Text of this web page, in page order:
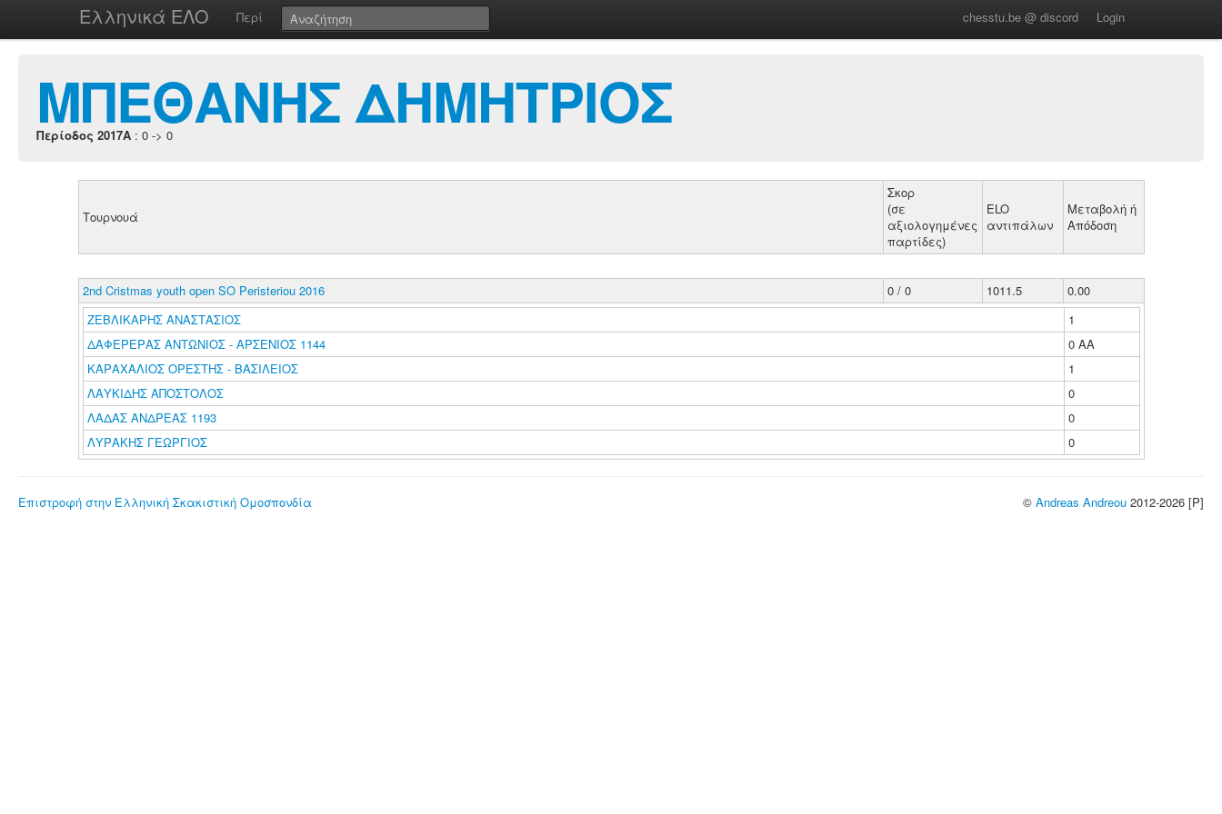
Ελληνικά ΕΛΟ Περί chesstu.be @ discord Login
ΜΠΕΘΑΝΗΣ ΔΗΜΗΤΡΙΟΣ
Περίοδος 2017A : 0 -> 0
Τουρνουά
Σκορ
(σε
αξιολογημένες
παρτίδες)
ELO
αντιπάλων
Μεταβολή ή
Απόδοση
2nd Cristmas youth open SO Peristeriou 2016 0 / 0 1011.5
0.00
ΖΕΒΛΙΚΑΡΗΣ ΑΝΑΣΤΑΣΙΟΣ
1
ΔΑΦΕΡΕΡΑΣ ΑΝΤΩΝΙΟΣ - ΑΡΣΕΝΙΟΣ 1144
0 ΑΑ
ΚΑΡΑΧΑΛΙΟΣ ΟΡΕΣΤΗΣ - ΒΑΣΙΛΕΙΟΣ
1
ΛΑΥΚΙΔΗΣ ΑΠΟΣΤΟΛΟΣ
0
ΛΑΔΑΣ ΑΝΔΡΕΑΣ 1193
0
ΛΥΡΑΚΗΣ ΓΕΩΡΓΙΟΣ
0
Επιστροφή στην Ελληνική Σκακιστική Ομοσπονδία © Andreas Andreou 2012-2026 [P]